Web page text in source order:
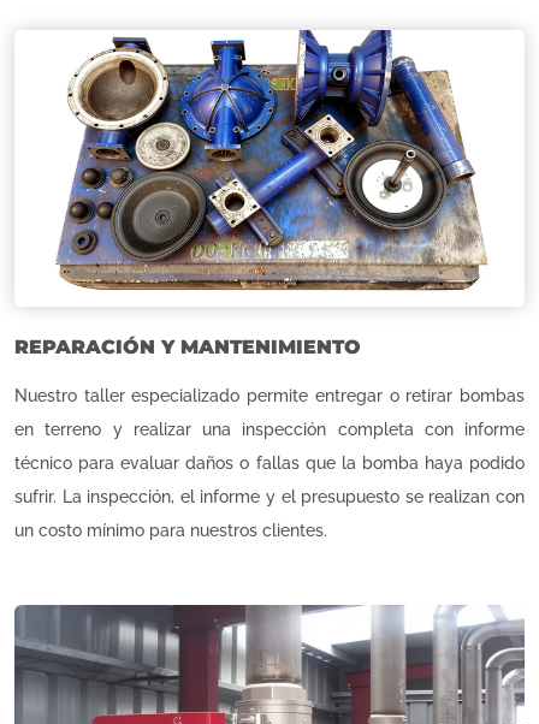
REPARACIÓN Y MANTENIMIENTO
Nuestro taller especializado permite entregar o retirar bombas
en terreno y realizar una inspección completa con informe
técnico para evaluar daños o fallas que la bomba haya podido
sufrir. La inspección, el informe y el presupuesto se realizan con
un costo mínimo para nuestros clientes.